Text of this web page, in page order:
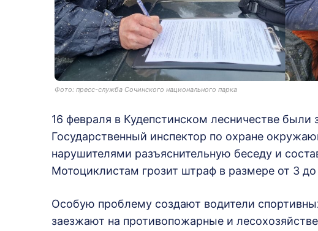
Фото: пресс-служба Сочинского национального парка
16 февраля в Кудепстинском лесничестве
Государственный инспектор по охране
нарушителями разъяснительную беседу и
Мотоциклистам грозит штраф в размере от 3
Особую проблему создают водители
заезжают на противопожарные и